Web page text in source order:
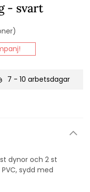
- svart
7 - 10 arbetsdagar
dynor och 2 st
sydd med